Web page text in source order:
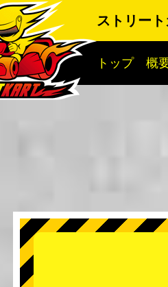
ストリー
トップ 概